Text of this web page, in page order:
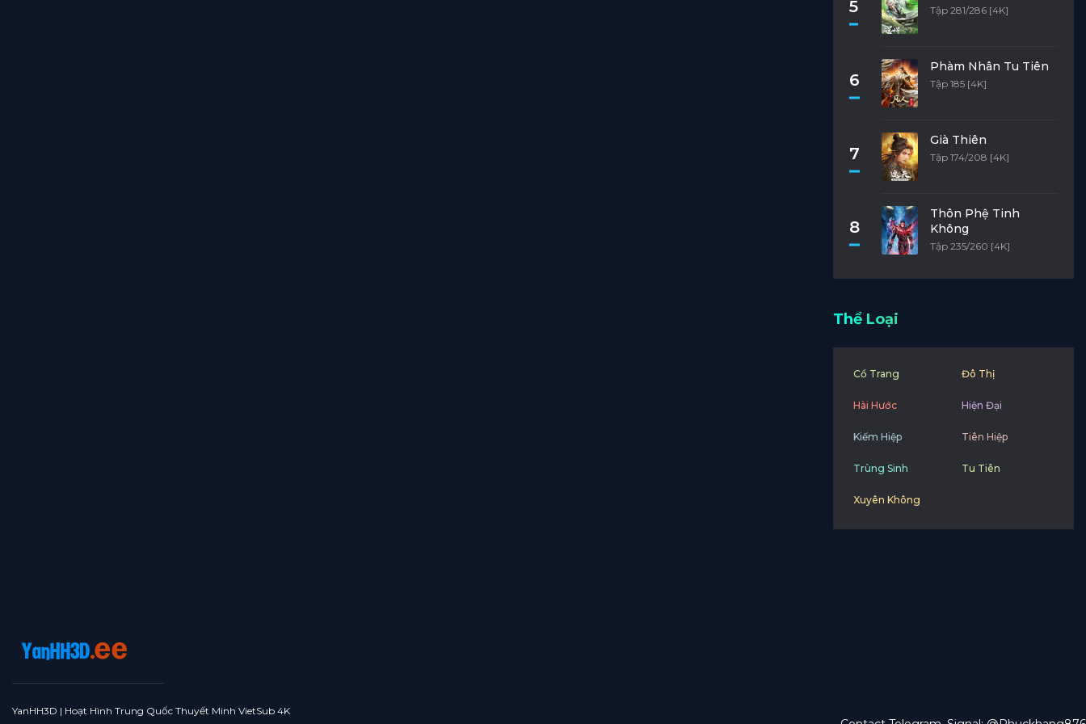
5 Tập 281/286 [4K]
6
Phàm Nhân Tu Tiên
Tập 185 [4K]
7
Già Thiên
Tập 174/208 [4K]
8
Thôn Phệ Tinh
Không
Tập 235/260 [4K]
Thể Loại
Cổ Trang Đô Thị
Hài Hước Hiện Đại
Kiếm Hiệp Tiên Hiệp
Trùng Sinh Tu Tiên
Xuyên Không
YanHH3D | Hoạt Hình Trung Quốc Thuyết Minh VietSub 4K